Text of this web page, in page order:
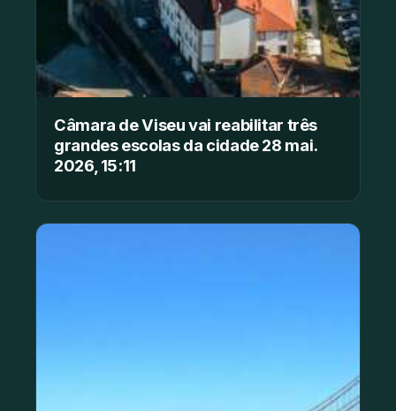
Câmara de Viseu vai reabilitar três
grandes escolas da cidade 28 mai.
2026, 15:11